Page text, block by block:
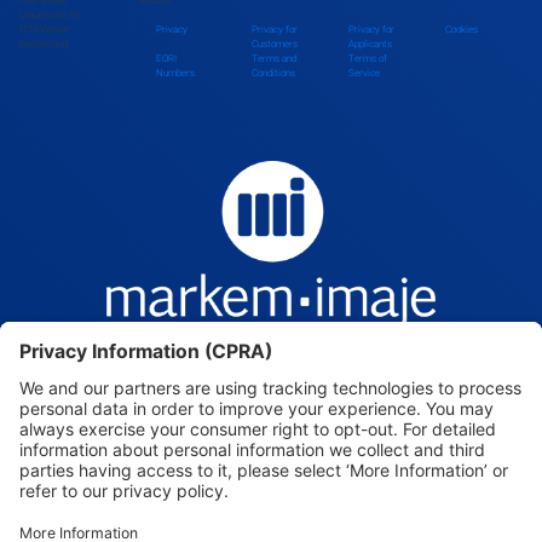
Coquelicots 16
1214 Vernier
Switzerland
Privacy
Privacy for
Customers
Privacy for
Applicants
Cookies
EORI
Numbers
Terms and
Conditions
Terms of
Service
Markem-Imaje — Intelligence, beyond the mark.